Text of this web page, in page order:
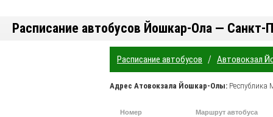
Расписание автобусов Йошкар-Ола — Санкт-
Расписание автобусов / Автовокзал
Адрес Атовокзала Йошкар-Олы: Республика
Номер
Маршрут автобуса